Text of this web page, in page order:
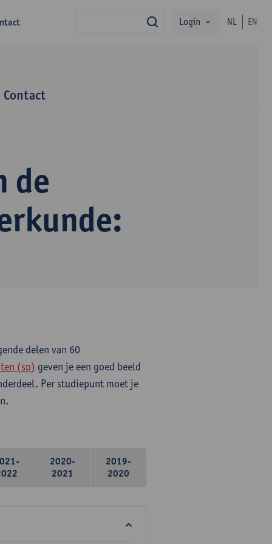
zoekLogin NL EN
Contact
de
delen van 60
(sp) geven je een goed beeld
Per studiepunt moet je
2020-
2021
2019-
2020